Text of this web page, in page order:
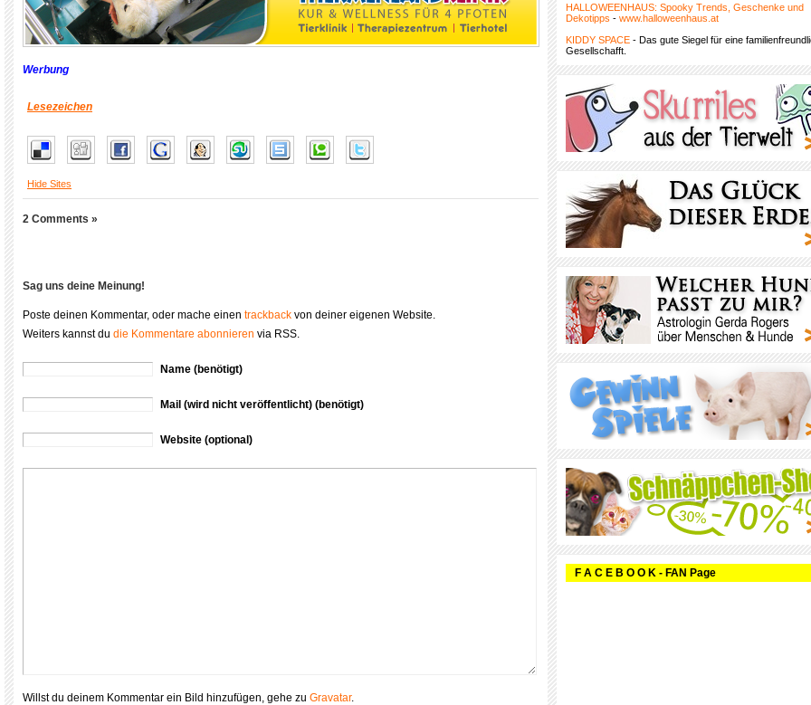
Werbung
Lesezeichen
Hide Sites
2 Comments »
Sag uns deine Meinung!
Poste deinen Kommentar, oder mache einen trackback von deiner eigenen Website.
Weiters kannst du die Kommentare abonnieren via RSS.
Name (benötigt)
Mail (wird nicht veröffentlicht) (benötigt)
Website (optional)
Willst du deinem Kommentar ein Bild hinzufügen, gehe zu Gravatar.
HALLOWEENHAUS: Spooky Trends, Geschenke und
Dekotipps - www.halloweenhaus.at
KIDDY SPACE - Das gute Siegel für eine
Gesellschafft.
F A C E B O O K - FAN Page